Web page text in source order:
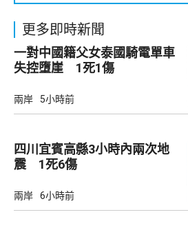
更多即時新聞
一對中國籍父女泰國騎電單車
失控墮崖 1死1傷
兩岸 5小時前
四川宜賓高縣3小時內兩次地
震 1死6傷
兩岸 6小時前